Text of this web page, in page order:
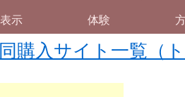
表示 体験
購入サイト一覧（